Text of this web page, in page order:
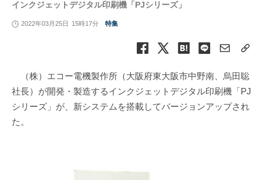
インクジェットデジタル印刷機「PJシリーズ」
2022年03月25日 15時17分 特集
（株）エコー電機製作所（大阪府東大阪市中野南、烏田聡
社長）が開発・製造するインクジェットデジタル印刷機「PJ
シリーズ」が、新システムを搭載してバージョンアップされ
た。